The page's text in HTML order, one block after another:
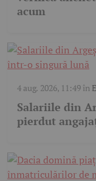
acum
4 aug. 2026, 11:49în
Salariile din
pierdut